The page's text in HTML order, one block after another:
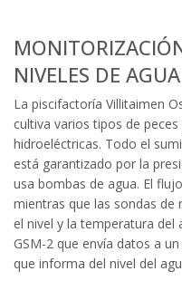
NIVELES DE
La piscifactoría Villitaimen
cultiva varios tipos de
hidroeléctricas. Todo el
está garantizado por la
usa bombas de agua. El
mientras que las sondas de
el nivel y la temperatura del
GSM-2 que envía datos a
que informa del nivel del